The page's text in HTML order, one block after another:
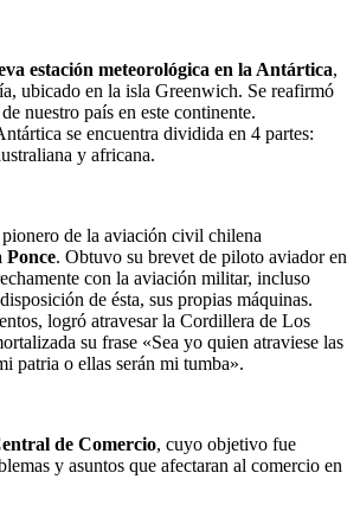
estación meteorológica en la Antártica,
ubicado en la isla Greenwich. Se reafirmó
nuestro país en este continente.
se encuentra dividida en 4 partes:
y africana.
de la aviación civil chilena
. Obtuvo su brevet de piloto aviador en
con la aviación militar, incluso
de ésta, sus propias máquinas.
logró atravesar la Cordillera de Los
su frase «Sea yo quien atraviese las
patria o ellas serán mi tumba».
de Comercio, cuyo objetivo fue
y asuntos que afectaran al comercio en